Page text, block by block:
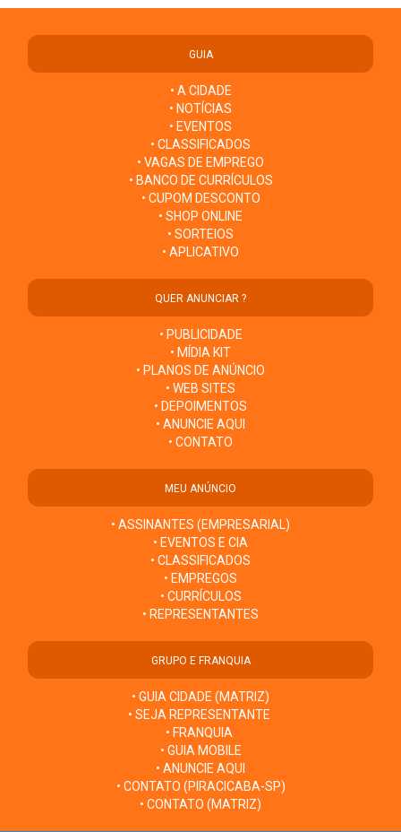
GUIA
• A CIDADE
• NOTÍCIAS
• EVENTOS
• CLASSIFICADOS
• VAGAS DE EMPREGO
• BANCO DE CURRÍCULOS
• CUPOM DESCONTO
• SHOP ONLINE
• SORTEIOS
• APLICATIVO
QUER ANUNCIAR ?
• PUBLICIDADE
• MÍDIA KIT
• PLANOS DE ANÚNCIO
• WEB SITES
• DEPOIMENTOS
• ANUNCIE AQUI
• CONTATO
MEU ANÚNCIO
• ASSINANTES (EMPRESARIAL)
• EVENTOS E CIA
• CLASSIFICADOS
• EMPREGOS
• CURRÍCULOS
• REPRESENTANTES
GRUPO E FRANQUIA
• GUIA CIDADE (MATRIZ)
• SEJA REPRESENTANTE
• FRANQUIA
• GUIA MOBILE
• ANUNCIE AQUI
• CONTATO (PIRACICABA-SP)
• CONTATO (MATRIZ)